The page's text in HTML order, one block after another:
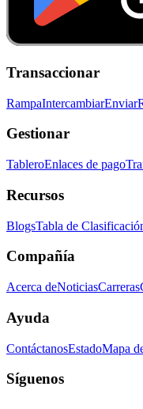
Transaccionar
RampaIntercambiarEnviar
Gestionar
TableroEnlaces de pago
Recursos
BlogsTabla de
Compañía
Acerca deNoticiasCarreras
Ayuda
ContáctanosEstadoMapa
Síguenos